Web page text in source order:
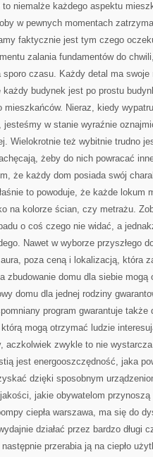
niemalże każdego aspektu
w pewnych momentach
faktycznie jest tym czego
zalania fundamentów do
czasu. Każdy detal ma swoje
każdy budynek jest po prostu
mieszkańców. Nieraz, kiedy
jesteśmy w stanie wyraźnie
Wielokrotnie też wybitnie trudno
żeby do nich powracać
że każdy dom posiada swój
to powoduje, że każde lokum
na kolorze ścian, czy metrażu.
o coś czego nie widać, a
Nawet w wyborze przyszłego
poza ceną i lokalizacją, która
zbudowanie domu dla siebie mogą
domu dla jednej rodziny
program gwarantuje także
mogą otrzymać ludzie
aczkolwiek zwykle to nie
jest energooszczędność, jaka
dzięki sposobnym
jakie obywatelom
ciepła warszawa, ma się do
działać przez bardzo długi
przerabia ją na ciepło